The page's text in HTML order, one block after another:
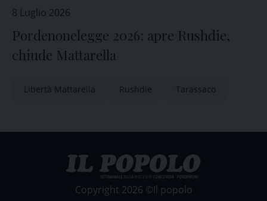
8 Luglio 2026
Pordenonelegge 2026: apre Rushdie,
chiude Mattarella
Libertà Mattarella Rushdie Tarassaco
Copyright 2026 ©Il popolo